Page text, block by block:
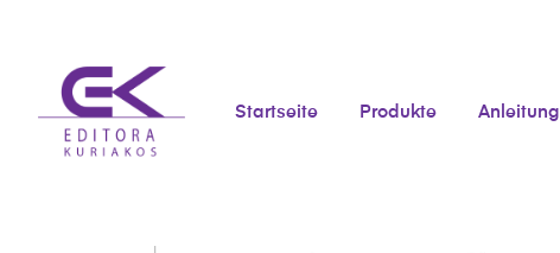
Startseite Produkte Anleitung